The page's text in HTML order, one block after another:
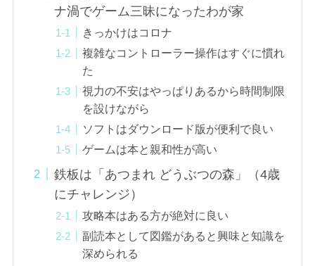
ナ渦でゲーム三昧になったわが家
きっかけはコロナ
複雑なコントローラー操作はすぐに慣れ
た
視力の不安はやっぱりあるから時間制限
を設けながら
ソフトはダウンロード版が便利で良い
ゲームは本と親和性が高い
鉄板は「あつまれ どうぶつの森」（4歳
にチャレンジ）
攻略本はある方が絶対に良い
副読本として図鑑があると興味と知識を
深められる